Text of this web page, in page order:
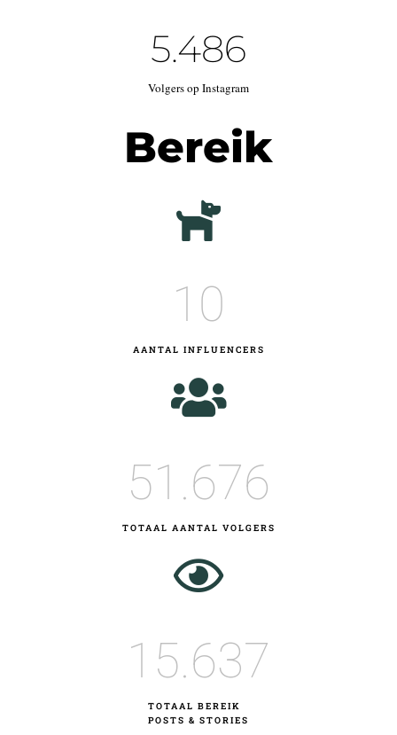
Volgers op Instagram
5.486
Bereik
AANTAL INFLUENCERS
10
TOTAAL AANTAL VOLGERS
51.676
TOTAAL BEREIK
POSTS & STORIES
15.637